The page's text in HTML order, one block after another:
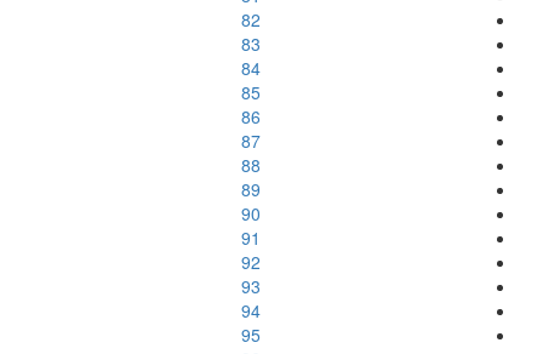
82
83
84
85
86
87
88
89
90
91
92
93
94
95